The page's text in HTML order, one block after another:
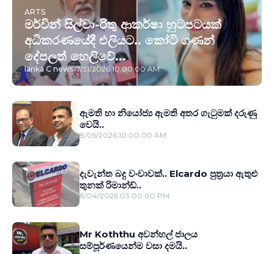
ARTS
මර්වින් සිල්වා-රිතු ආකර්ෂා හුටපටයක්
අධිකරණයේදී එලියට.. කෝටි ගණන්
දේපලත් හෙලිවේ...
lanka C news-7/31/2026 10:00:00 AM
ඇමති හා නියෝජ්‍ය ඇමති අතර ගැටුමක් දරුණු
වෙයි..
8/05/2026 10:00:00 AM
දැවැන්ත බදු වංචාවක්.. Elcardo පුත‍්‍රයා ඇතුළු
තුනක් රිමාන්ඩ්..
8/04/2026 03:00:00 PM
Mr Koththu අවන්හල් ජාලය
සම්පූර්ණයෙන්ම වසා දමයි..